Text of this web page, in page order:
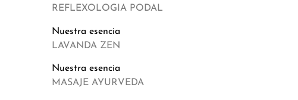
REFLEXOLOGIA PODAL
Nuestra esencia
LAVANDA ZEN
Nuestra esencia
MASAJE AYURVEDA